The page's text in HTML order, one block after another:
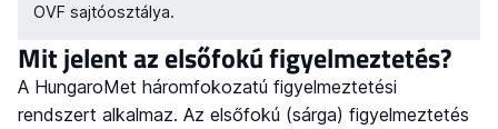
OVF sajtóosztálya.
Mit jelent az elsőfokú figyelmeztetés?
A HungaroMet háromfokozatú figyelmeztetési
rendszert alkalmaz. Az elsőfokú (sárga) figyelmeztetés